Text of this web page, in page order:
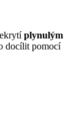
plynulým
docílit pomocí